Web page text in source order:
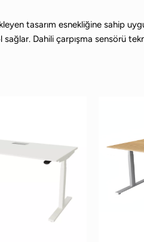
tasarım esnekliğine sahip
Dahili çarpışma sensörü